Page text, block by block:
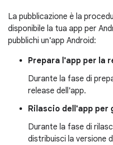
La pubblicazione è la
disponibile la tua app per
pubblichi un'app Android:
Prepara l'app per la
Durante la fase di
release dell'app.
Rilascio dell'app per
Durante la fase di
distribuisci la versione